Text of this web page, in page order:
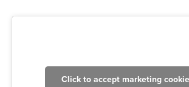
Click to accept marketing